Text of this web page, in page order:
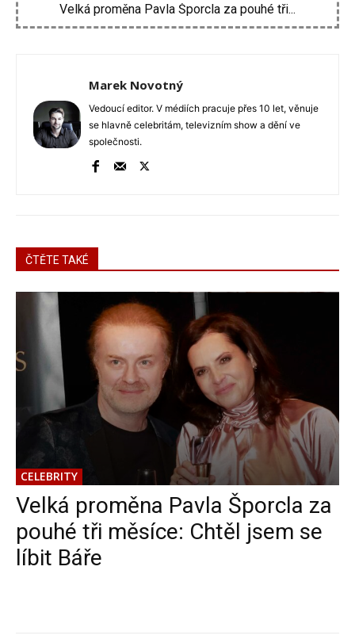
Velká proměna Pavla Šporcla za pouhé tři...
Marek Novotný
Vedoucí editor. V médiích pracuje přes 10 let, věnuje
se hlavně celebritám, televizním show a dění ve
společnosti.
ČTĚTE TAKÉ
CELEBRITY
Velká proměna Pavla Šporcla za
pouhé tři měsíce: Chtěl jsem se
líbit Báře